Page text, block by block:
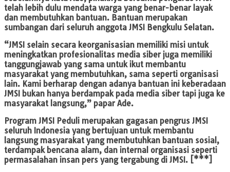
telah lebih dulu mendata warga yang benar-benar layak
dan membutuhkan bantuan. Bantuan merupakan
sumbangan dari seluruh anggota JMSI Bengkulu Selatan.
“JMSI selain secara keorganisasian memiliki misi untuk
meningkatkan profesionalitas media siber juga memiliki
tanggungjawab yang sama untuk ikut membantu
masyarakat yang membutuhkan, sama seperti organisasi
lain. Kami berharap dengan adanya bantuan ini keberadaan
JMSI bukan hanya berdampak pada media siber tapi juga ke
masyarakat langsung,” papar Ade.
Program JMSI Peduli merupakan gagasan pengrus JMSI
seluruh Indonesia yang bertujuan untuk membantu
langsung masyarakat yang membutuhkan bantuan sosial,
terdampak bencana alam, dan internal organisasi seperti
permasalahan insan pers yang tergabung di JMSI. [***]